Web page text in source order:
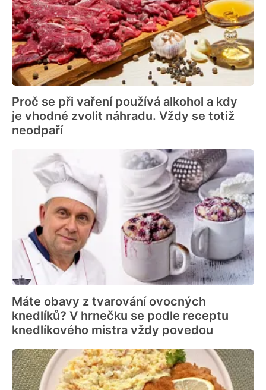
Proč se při vaření používá alkohol a kdy
je vhodné zvolit náhradu. Vždy se totiž
neodpaří
Máte obavy z tvarování ovocných
knedlíků? V hrnečku se podle receptu
knedlíkového mistra vždy povedou